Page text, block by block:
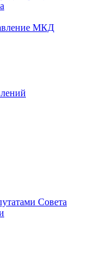
МКД
Совета